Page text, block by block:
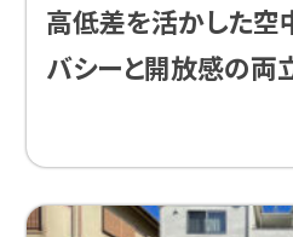
高低差を活かした空
バシーと開放感の両